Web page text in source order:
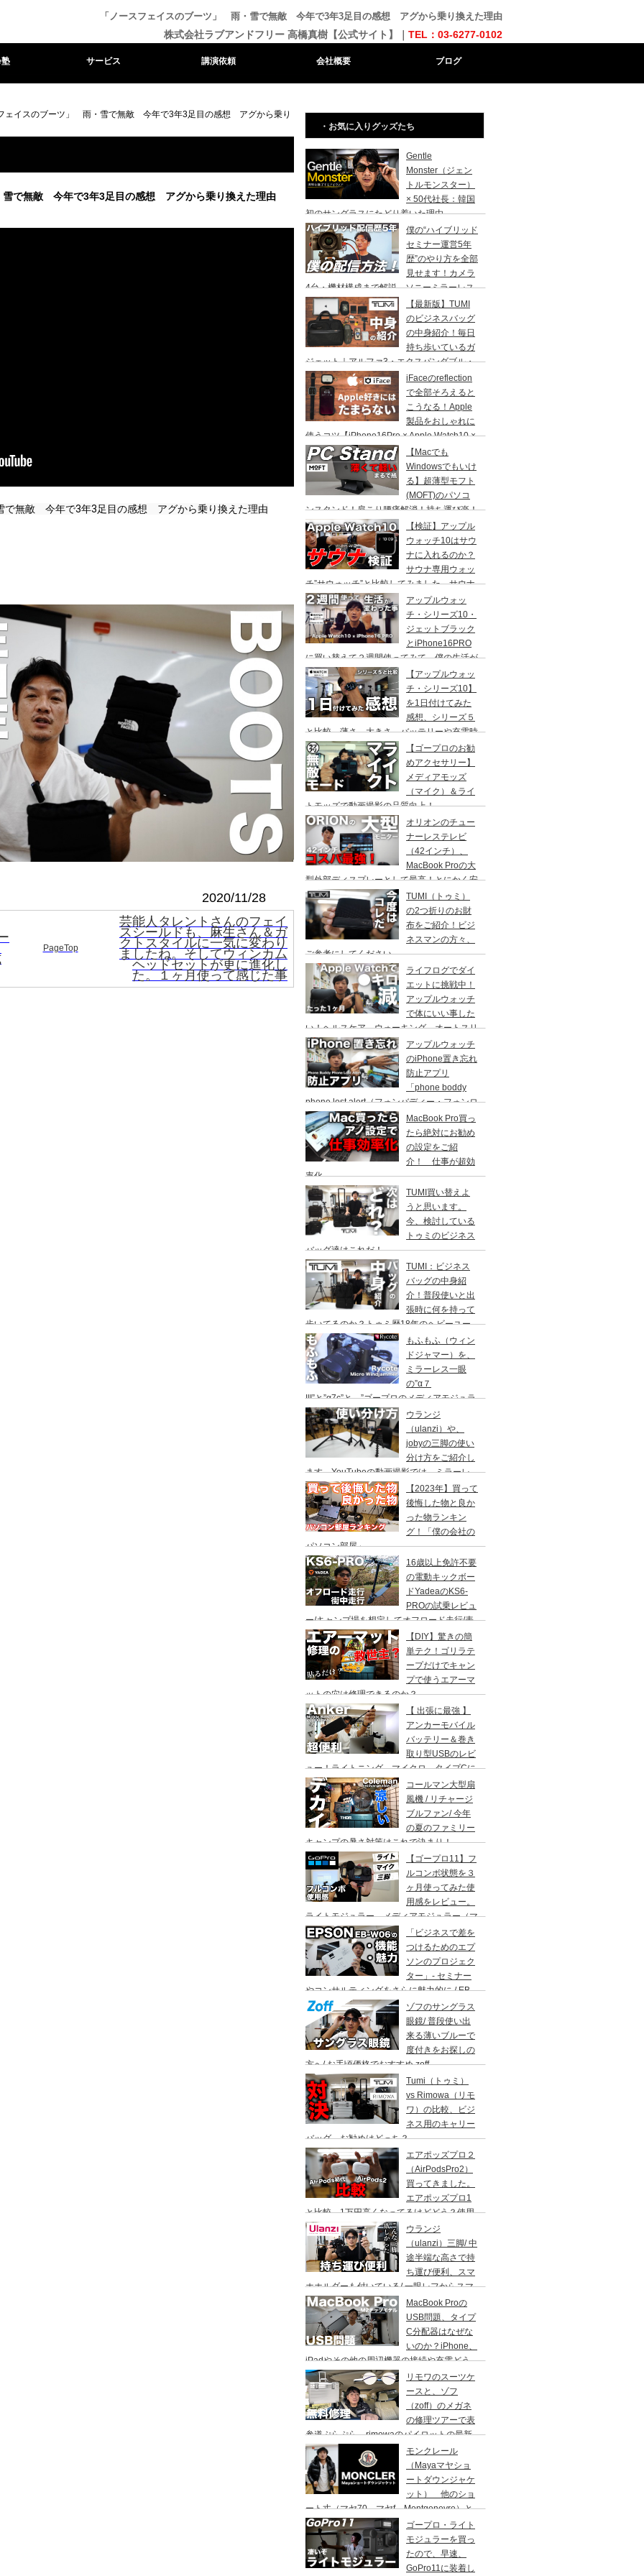
「ノースフェイスのブーツ」 雨・雪で無敵 今年で3年3足目の感想 アグから乗り換えた理由
株式会社ラブアンドフリー 高橋真樹【公式サイト】｜ TEL：03-6277-0102
塾 サービス 講演依頼 会社概要 ブログ
ェイスのブーツ」 雨・雪で無敵 今年で3年3足目の感想 アグから乗り
で無敵 今年で3年3足目の感想 アグから乗り換えた理由
無敵　今年で3年3足目の感想　アグから乗り換えた理由
2020/11/28
PageTop
芸能人タレントさんのフェイ
スシールドも、麻生さん＆ガ
クトスタイルに一気に変わり
ましたね。そしてウィンカム
ヘッドセットが更に進化し
た。１ヶ月使って感じた事
・お気に入りグッズたち
Gentle
Monster（ジェン
トルモンスター）
× 50代社長：韓国
初のサングラスにたどり着いた理由
僕の“ハイブリッド
セミナー運営5年
歴”のやり方を全部
見せます！カメラ
4台・機材構成まで解説、ソニーミラーレス
一眼、MacBook Pro、zoom、ブラックマジ
ックデザイン、エプソンプロジェクター
【最新版】TUMI
のビジネスバッグ
の中身紹介！毎日
持ち歩いているガ
ジェット｜アルファ3・エクスパンダブル・
オーガナイザー・ラップトップ・ブリーフ
iFaceのreflection
で全部そろえると
こうなる！Apple
製品をおしゃれに
使うコツ【iPhone16Pro × Apple Watch10 ×
AirPods Pro】
【Macでも
Windowsでもいけ
る】超薄型モフト
(MOFT)のパソコ
ンスタンド！肩こり腰痛解消！持ち運び楽！
オフィスやカフェでスタイリッシュ！
【検証】アップル
ウォッチ10はサウ
ナに入れるのか？
サウナ専用ウォッ
チ”サウォッチ”と比較してみました。サウナ
ー必見！
アップルウォッ
チ・シリーズ10・
ジェットブラック
とiPhone16PRO
に買い替えて２週間使ってみて、僕の生活が
変わった５つの事！
【アップルウォッ
チ・シリーズ10】
を1日付けてみた
感想、シリーズ５
と比較、薄さ、大きさ、バッテリーや充電時
間など。
【ゴープロのお勧
めアクセサリー】
メディアモッズ
（マイク）＆ライ
トモッズで動画撮影の品質向上！
オリオンのチュー
ナーレステレビ
（42インチ）、
MacBook Proの大
型外部ディスプレーとして最高！とにかく安
い、デュアルディスプレイ用のモニターとし
てもOK、SAFH421
TUMI（トゥミ）
の2つ折りのお財
布をご紹介！ビジ
ネスマンの方々、
ご参考にしてください。
ライフログでダイ
エットに挑戦中！
アップルウォッチ
で体にいい事した
い！ヘルスケア、ウォーキング、オートスリ
ープも面白い。キッカケはサウォッチでし
た。
アップルウォッチ
のiPhone置き忘れ
防止アプリ
「phone boddy
phone lost alert（フォンバディー・フォンロ
ストアラート）設定方法や使い方MacBook Pro買っ
たら絶対にお勧め
の設定をご紹
介！ 仕事が超効
率化
TUMI買い替えよ
うと思います。
今、検討している
トゥミのビジネス
バッグ達はこれだ！
TUMI：ビジネス
バッグの中身紹
介！普段使いと出
張時に何を持って
歩いてるのか？トゥミ歴18年のヘビーユー
ザーが語る！アルファシリーズもふもふ（ウィン
ドジャマー）を、
ミラーレス一眼
の”α７
III”と”α7c”と、”ゴープロのメディアモジュラ
ー”に。内臓マイクの風切り音防止
策/Rycote（ライコート）Micro Windjammer
ウランジ
（ulanzi）や、
jobyの三脚の使い
分け方をご紹介し
ます。YouTubeの動画撮影では、ミラーレ
ス一眼やゴープロを使い、スマホの写真撮影
にも使ってます。MT-08/ MT-44/
【2023年】買って
後悔した物と良か
った物ランキン
グ！「僕の会社の
パソコン部屋」
16歳以上免許不要
の電動キックボー
ドYadeaのKS6-
PROの試乗レビュ
ー/キャンプ場を想定してオフロード走行/表
参道〜原宿の坂道走行/ループと比較/乗り心
地/20キロモード
【DIY】驚きの簡
単テク！ゴリラテ
ープだけでキャン
プで使うエアーマ
ットの穴は修理できるのか？
【 出張に最強 】
アンカーモバイル
バッテリー＆巻き
取り型USBのレビ
ュー！ライトニング、マイクロ、タイプCに
対応！
コールマン大型扇
風機 / リチャージ
ブルファン/ 今年
の夏のファミリー
キャンプの暑さ対策はこれで決まり！
【ゴープロ11】フ
ルコンボ状態を３
ヶ月使ってみた使
用感をレビュー。
ライトモジュラー、メディアモジュラー（マ
イク）、ミニ三脚（ウランジ）の３点セッ
ト。
「ビジネスで差を
つけるためのエプ
ソンのプロジェク
ター」- セミナー
やコンサルティングをさらに魅力的に / EB-
W06の機能と魅力に迫る
ゾフのサングラス
眼鏡/ 普段使い出
来る薄いブルーで
度付きをお探しの
方へ/ お手頃価格でおすすめ zoff
Tumi（トゥミ）
vs Rimowa（リモ
ワ）の比較、ビジ
ネス用のキャリー
バッグ、お勧めはどっち？
エアポッズプロ２
（AirPodsPro2）
買ってきました。
エアポッズプロ1
と比較。1万円高くなってるけどどう？使用
感、AirPods歴6年
ウランジ
（ulanzi）三脚/ 中
途半端な高さで持
ち運び便利、スマ
ホホルダーも付いている/ 一眼レフからスマ
ホまで何でもOK/ MT-44
MacBook Proの
USB問題、タイプ
C分配器はなぜな
いのか？iPhone、
iPadやその他の周辺機器の接続や充電どう
してますか？M2チップモデルの話です。
リモワのスーツケ
ースと、ゾフ
（zoff）のメガネ
の修理ツアーで表
参道ぷらぷら。rimowaのパイロットの最新
情報も
モンクレール
（Mayaマヤショ
ートダウンジャケ
ット） 他のショ
ート丈（マヤ70、マヤf、Montgenevre）と
もちょっと比較。
ゴープロ・ライト
モジュラーを買っ
たので、早速、
GoPro11に装着し